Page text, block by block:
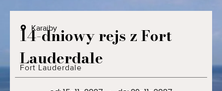
Karaiby
14-dniowy rejs z Fort
Lauderdale
Fort Lauderdale